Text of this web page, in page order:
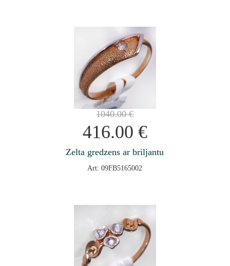
1040.00€
416.00 €
Zelta gredzens ar briljantu
Art: 09FB5165002